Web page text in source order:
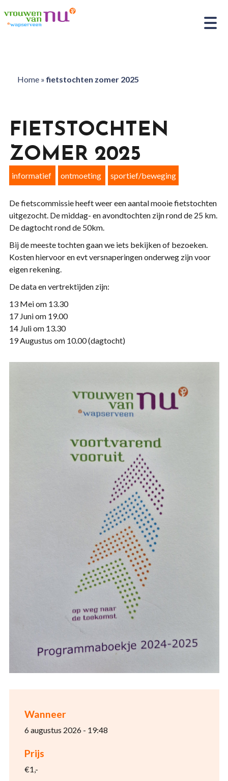
Home»fietstochten zomer 2025
Wanneer
6 augustus 2026 - 19:48
Prijs
€1,-
FIETSTOCHTEN
ZOMER 2025
informatief ontmoeting sportief/beweging
De fietscommissie heeft weer een aantal mooie fietstochten
uitgezocht. De middag- en avondtochten zijn rond de 25 km.
De dagtocht rond de 50km.
Bij de meeste tochten gaan we iets bekijken of bezoeken.
Kosten hiervoor en evt versnaperingen onderweg zijn voor
eigen rekening.
De data en vertrektijden zijn:
13 Mei om 13.30
17 Juni om 19.00
14 Juli om 13.30
19 Augustus om 10.00 (dagtocht)